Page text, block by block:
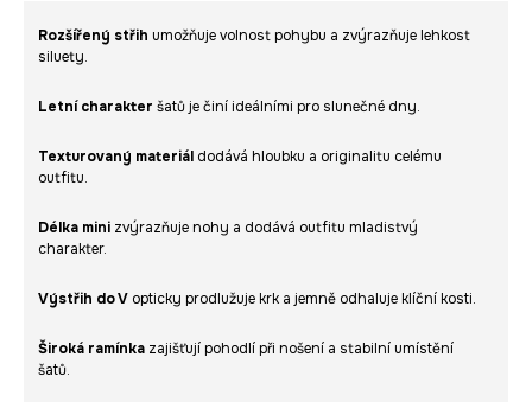
Rozšířený střih umožňuje volnost pohybu a zvýrazňuje lehkost
siluety.
Letní charakter šatů je činí ideálními pro slunečné dny.
Texturovaný materiál dodává hloubku a originalitu celému
outfitu.
Délka mini zvýrazňuje nohy a dodává outfitu mladistvý
charakter.
Výstřih do V opticky prodlužuje krk a jemně odhaluje klíční kosti.
Široká ramínka zajišťují pohodlí při nošení a stabilní umístění
šatů.